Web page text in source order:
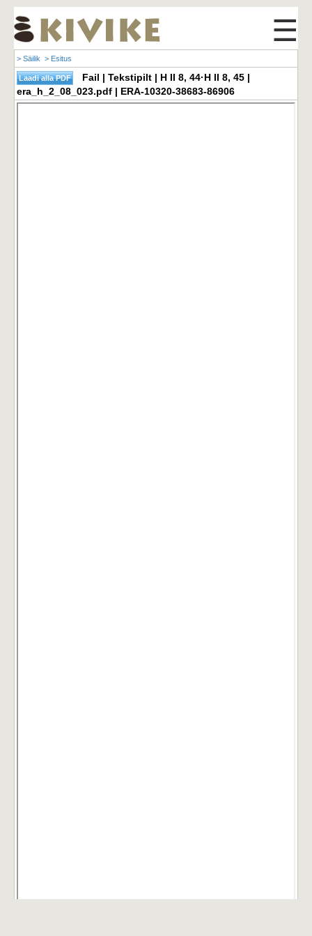
☰
> Säilik > Esitus
Fail | Tekstipilt | H II 8, 44·H II 8, 45 |
era_h_2_08_023.pdf | ERA-10320-38683-86906